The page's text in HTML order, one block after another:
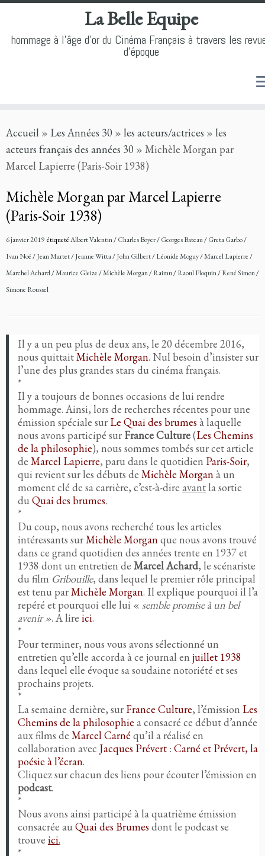
to
content
La Belle Equipe
hommage à l'âge d'or du Cinéma Français à travers les
d'époque
Accueil » Les Années 30 » les acteurs/actrices » les
acteurs français des années 30 » Michèle Morgan par
Marcel Lapierre (Paris-Soir 1938)
Michèle Morgan par Marcel Lapierre
(Paris-Soir 1938)
6 janvier 2019 étiquetéAlbert Valentin/Charles Boyer/Georges Bateau/Greta Garbo/
Ivan Noé/Jean Martet/Jeanne Witta/John Gilbert/Léonide Moguy/Marcel Lapierre/
Marchel Achard/Maurice Gleize/Michèle Morgan/Raimu/Raoul Ploquin/René Simon/
Simone Roussel
Il y a un peu plus de deux ans, le 20 décembre 2016,
nous quittaitMichèle Morgan. Nul besoin d’insister sur
l’une des plus grandes stars du cinéma français.
*
Il y a toujours de bonnes occasions de lui rendre
hommage. Ainsi, lors de recherches récentes pour une
émission spéciale sur Le Quai des brumes à laquelle
nous avons participé sur France Culture(Les Chemins
de la philosophie), nous sommes tombés sur cet article
de Marcel Lapierre, paru dans le quotidien Paris-Soir,
qui revient sur les débuts de Michèle Morganà un
moment clé de sa carrière, c’est-à-dire avantla sortie
du Quai des brumes.
*
Du coup, nous avons recherché tous les articles
intéressants surMichèle Morganque nous avons trouvé
dans ce grand quotidien des années trente en 1937 et
1938 dont un entretien de Marcel Achard, le scénariste
du film Gribouille, dans lequel le premier rôle principal
est tenu parMichèle Morgan. Il explique pourquoi il l’a
repéré et pourquoi elle lui « semble promise à un bel
avenir ». A lire ici.
*
Pour terminer, nous vous avons sélectionné un
entretien qu’elle accorda à ce journal en juillet 1938
dans lequel elle évoque sa soudaine notoriété et ses
prochains projets.
*
La semaine dernière, sur France Culture, l’émission Les
Chemins de la philosophie a consacré ce début d’année
aux films de Marcel Carné qu’il a réalisé en
collaboration avec Jacques Prévert : Carné et Prévert, la
poésie à l’écran.
Cliquez sur chacun des liens pour écouter l’émission en
podcast.
*
Nous avons ainsi participé à la quatrième émission
consacrée au Quai des Brumes dont le podcast se
trouve ici.
*